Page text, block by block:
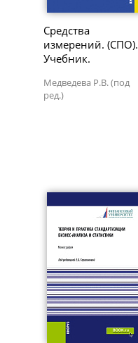
Средства
измерений. (СПО).
Учебник.
Медведева Р.В. (под
ред.)